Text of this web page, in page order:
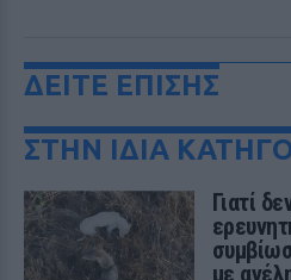
ΔΕΙΤΕ ΕΠΙΣΗΣ
ΣΤΗΝ ΙΔΙΑ
Γιατί
με